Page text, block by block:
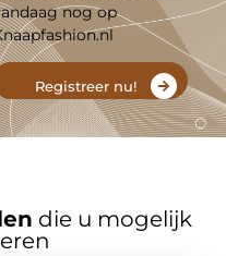
nog op
Registreer nu!
die u mogelijk